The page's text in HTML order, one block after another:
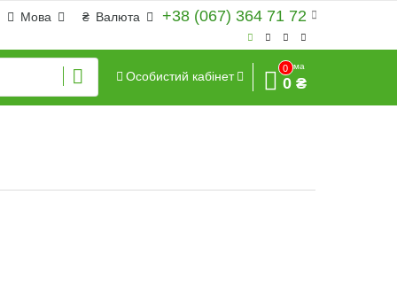
+38 (067) 364 71 72
₴ Валюта
Мова
Особистий кабінет
0
Сума
0 ₴